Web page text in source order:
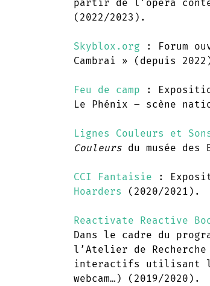
partir de l’opéra
(2022/2023).
Skyblox.org : Forum
Cambrai » (depuis
Feu de camp :
Le Phénix – scène
Lignes Couleurs et
Couleurs du musée des
CCI Fantaisie :
Hoarders
(2020/2021).
Reactivate Reactive
Dans le cadre du
l’Atelier de Recherche
interactifs utilisant
webcam…) (2019/2020).